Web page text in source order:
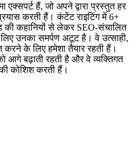
हैं, जो अपने द्वारा प्रस्तुत हर
करती हैं। कंटेंट राइटिंग में 6+
की कहानियों से लेकर SEO-संचालित
उनका समर्पण अटूट है। वे उत्साही,
के लिए हमेशा तैयार रहती हैं।
आगे बढ़ाती रहती है और वे व्यक्तिगत
कोशिश करती हैं।